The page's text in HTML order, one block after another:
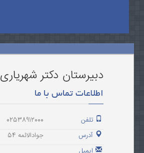
دبیرستان دکتر شهریاری
اطلاعات تماس با ما
تلفن
02538912000
آدرس
جوادالائمه 54
ایمیل